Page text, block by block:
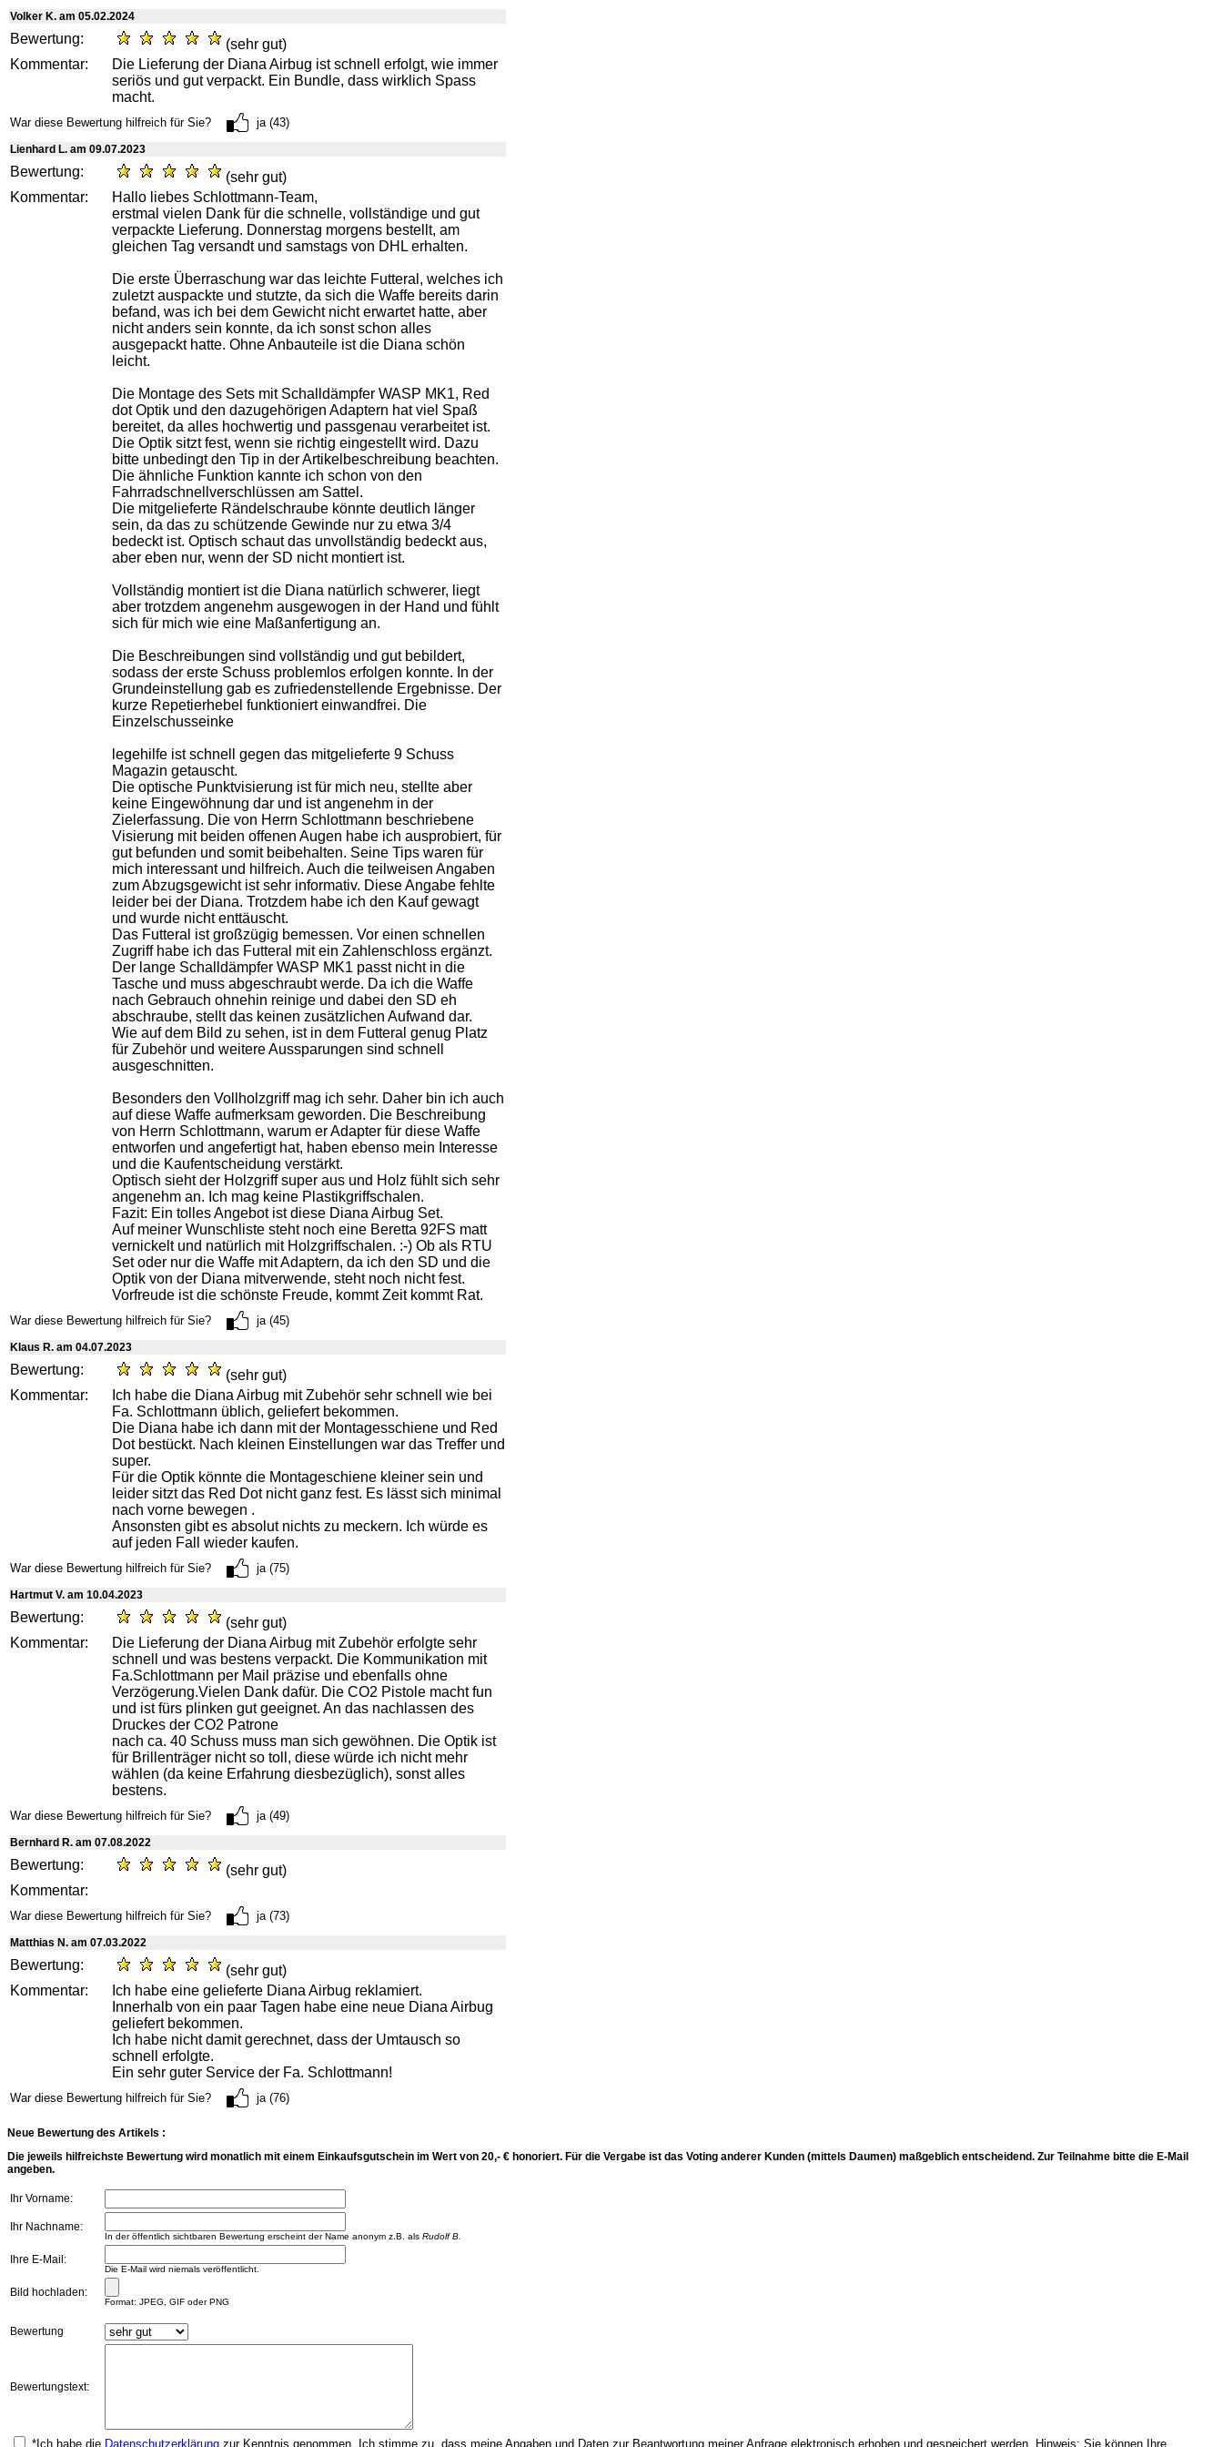
Volker K. am 05.02.2024
Bewertung:
(sehr gut)
Kommentar:
Die Lieferung der Diana Airbug ist schnell erfolgt, wie immer
seriös und gut verpackt. Ein Bundle, dass wirklich Spass
macht.
War diese Bewertung hilfreich für Sie? ja (43)
Lienhard L. am 09.07.2023
Bewertung:
(sehr gut)
Kommentar:
Hallo liebes Schlottmann-Team,
erstmal vielen Dank für die schnelle, vollständige und gut
verpackte Lieferung. Donnerstag morgens bestellt, am
gleichen Tag versandt und samstags von DHL erhalten.
Die erste Überraschung war das leichte Futteral, welches ich
zuletzt auspackte und stutzte, da sich die Waffe bereits darin
befand, was ich bei dem Gewicht nicht erwartet hatte, aber
nicht anders sein konnte, da ich sonst schon alles
ausgepackt hatte. Ohne Anbauteile ist die Diana schön
leicht.
Die Montage des Sets mit Schalldämpfer WASP MK1, Red
dot Optik und den dazugehörigen Adaptern hat viel Spaß
bereitet, da alles hochwertig und passgenau verarbeitet ist.
Die Optik sitzt fest, wenn sie richtig eingestellt wird. Dazu
bitte unbedingt den Tip in der Artikelbeschreibung beachten.
Die ähnliche Funktion kannte ich schon von den
Fahrradschnellverschlüssen am Sattel.
Die mitgelieferte Rändelschraube könnte deutlich länger
sein, da das zu schützende Gewinde nur zu etwa 3/4
bedeckt ist. Optisch schaut das unvollständig bedeckt aus,
aber eben nur, wenn der SD nicht montiert ist.
Vollständig montiert ist die Diana natürlich schwerer, liegt
aber trotzdem angenehm ausgewogen in der Hand und fühlt
sich für mich wie eine Maßanfertigung an.
Die Beschreibungen sind vollständig und gut bebildert,
sodass der erste Schuss problemlos erfolgen konnte. In der
Grundeinstellung gab es zufriedenstellende Ergebnisse. Der
kurze Repetierhebel funktioniert einwandfrei. Die
Einzelschusseinke
legehilfe ist schnell gegen das mitgelieferte 9 Schuss
Magazin getauscht.
Die optische Punktvisierung ist für mich neu, stellte aber
keine Eingewöhnung dar und ist angenehm in der
Zielerfassung. Die von Herrn Schlottmann beschriebene
Visierung mit beiden offenen Augen habe ich ausprobiert, für
gut befunden und somit beibehalten. Seine Tips waren für
mich interessant und hilfreich. Auch die teilweisen Angaben
zum Abzugsgewicht ist sehr informativ. Diese Angabe fehlte
leider bei der Diana. Trotzdem habe ich den Kauf gewagt
und wurde nicht enttäuscht.
Das Futteral ist großzügig bemessen. Vor einen schnellen
Zugriff habe ich das Futteral mit ein Zahlenschloss ergänzt.
Der lange Schalldämpfer WASP MK1 passt nicht in die
Tasche und muss abgeschraubt werde. Da ich die Waffe
nach Gebrauch ohnehin reinige und dabei den SD eh
abschraube, stellt das keinen zusätzlichen Aufwand dar.
Wie auf dem Bild zu sehen, ist in dem Futteral genug Platz
für Zubehör und weitere Aussparungen sind schnell
ausgeschnitten.
Besonders den Vollholzgriff mag ich sehr. Daher bin ich auch
auf diese Waffe aufmerksam geworden. Die Beschreibung
von Herrn Schlottmann, warum er Adapter für diese Waffe
entworfen und angefertigt hat, haben ebenso mein Interesse
und die Kaufentscheidung verstärkt.
Optisch sieht der Holzgriff super aus und Holz fühlt sich sehr
angenehm an. Ich mag keine Plastikgriffschalen.
Fazit: Ein tolles Angebot ist diese Diana Airbug Set.
Auf meiner Wunschliste steht noch eine Beretta 92FS matt
vernickelt und natürlich mit Holzgriffschalen. :-) Ob als RTU
Set oder nur die Waffe mit Adaptern, da ich den SD und die
Optik von der Diana mitverwende, steht noch nicht fest.
Vorfreude ist die schönste Freude, kommt Zeit kommt Rat.
War diese Bewertung hilfreich für Sie? ja (45)
Klaus R. am 04.07.2023
Bewertung:
(sehr gut)
Kommentar:
Ich habe die Diana Airbug mit Zubehör sehr schnell wie bei
Fa. Schlottmann üblich, geliefert bekommen.
Die Diana habe ich dann mit der Montagesschiene und Red
Dot bestückt. Nach kleinen Einstellungen war das Treffer und
super.
Für die Optik könnte die Montageschiene kleiner sein und
leider sitzt das Red Dot nicht ganz fest. Es lässt sich minimal
nach vorne bewegen .
Ansonsten gibt es absolut nichts zu meckern. Ich würde es
auf jeden Fall wieder kaufen.
War diese Bewertung hilfreich für Sie? ja (75)
Hartmut V. am 10.04.2023
Bewertung:
(sehr gut)
Kommentar:
Die Lieferung der Diana Airbug mit Zubehör erfolgte sehr
schnell und was bestens verpackt. Die Kommunikation mit
Fa.Schlottmann per Mail präzise und ebenfalls ohne
Verzögerung.Vielen Dank dafür. Die CO2 Pistole macht fun
und ist fürs plinken gut geeignet. An das nachlassen des
Druckes der CO2 Patrone
nach ca. 40 Schuss muss man sich gewöhnen. Die Optik ist
für Brillenträger nicht so toll, diese würde ich nicht mehr
wählen (da keine Erfahrung diesbezüglich), sonst alles
bestens.
War diese Bewertung hilfreich für Sie? ja (49)
Bernhard R. am 07.08.2022
Bewertung:
(sehr gut)
Kommentar:
War diese Bewertung hilfreich für Sie? ja (73)
Matthias N. am 07.03.2022
Bewertung:
(sehr gut)
Kommentar:
Ich habe eine gelieferte Diana Airbug reklamiert.
Innerhalb von ein paar Tagen habe eine neue Diana Airbug
geliefert bekommen.
Ich habe nicht damit gerechnet, dass der Umtausch so
schnell erfolgte.
Ein sehr guter Service der Fa. Schlottmann!
War diese Bewertung hilfreich für Sie? ja (76)
Neue Bewertung des Artikels :
Die jeweils hilfreichste Bewertung wird monatlich mit einem Einkaufsgutschein im Wert von 20,- € honoriert. Für die Vergabe ist das Voting anderer Kunden (mittels Daumen) maßgeblich entscheidend. Zur Teilnahme bitte die E-Mail
angeben.
Ihr Vorname:
Ihr Nachname:
In der öffentlich sichtbaren Bewertung erscheint der Name anonym z.B. als Rudolf B.
Ihre E-Mail:
Die E-Mail wird niemals veröffentlicht.
Bild hochladen:
Format: JPEG, GIF oder PNG
Bewertung
Bewertungstext:
*Ich habe die Datenschutzerklärung zur Kenntnis genommen. Ich stimme zu, dass meine Angaben und Daten zur Beantwortung meiner Anfrage elektronisch erhoben und gespeichert werden. Hinweis: Sie können Ihre